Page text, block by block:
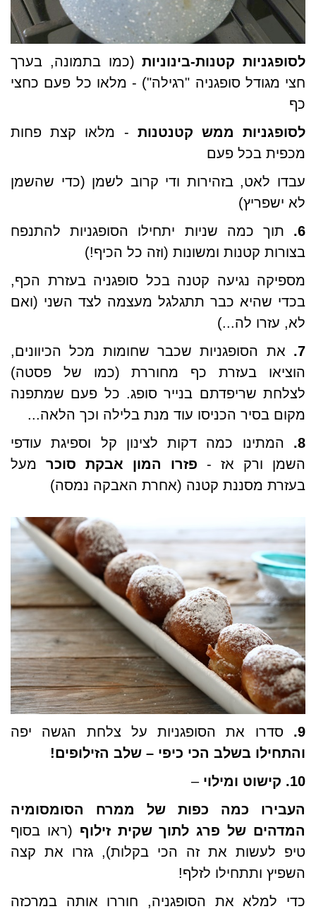
לסופגניות קטנות-בינוניות (כמו בתמונה, בערך
חצי מגודל סופגניה "רגילה") - מלאו כל פעם כחצי
כף
לסופגניות ממש קטנטנות - מלאו קצת פחות
מכפית בכל פעם
עבדו לאט, בזהירות ודי קרוב לשמן (כדי שהשמן
לא ישפריץ)
6.
תוך כמה שניות יתחילו הסופגניות להתנפח
בצורות קטנות ומשונות (וזה כל הכיף!)
מספיקה נגיעה קטנה בכל סופגניה בעזרת הכף,
בכדי שהיא כבר תתגלגל מעצמה לצד השני (ואם
לא, עזרו לה...)
7.
את הסופגניות שכבר שחומות מכל הכיוונים,
הוציאו בעזרת כף מחוררת (כמו של פסטה)
לצלחת שריפדתם בנייר סופג. כל פעם שמתפנה
מקום בסיר הכניסו עוד מנת בלילה וכך הלאה...
8.
המתינו כמה דקות לצינון קל וספיגת עודפי
השמן ורק אז - פזרו המון אבקת סוכר מעל
בעזרת מסננת קטנה (אחרת האבקה נמסה)
9.
סדרו את הסופגניות על צלחת הגשה יפה
והתחילו בשלב הכי כיפי – שלב הזילופים!
10.
קישוט ומילוי –
העבירו כמה כפות של ממרח הסומסומיה
המדהים של פרג לתוך שקית זילוף (ראו בסוף
טיפ לעשות את זה הכי בקלות), גזרו את קצה
השפיץ ותתחילו לזלף!
כדי למלא את הסופגניה, חוררו אותה במרכזה